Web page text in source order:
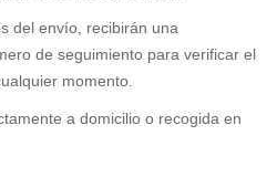
del envío, recibirán una
de seguimiento para verificar el
momento.
a domicilio o recogida en